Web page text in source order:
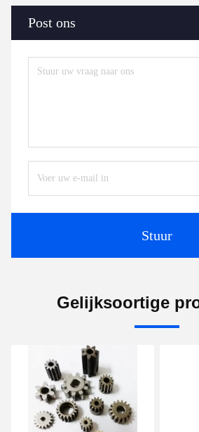
Post ons
Stuur
Gelijksoortige